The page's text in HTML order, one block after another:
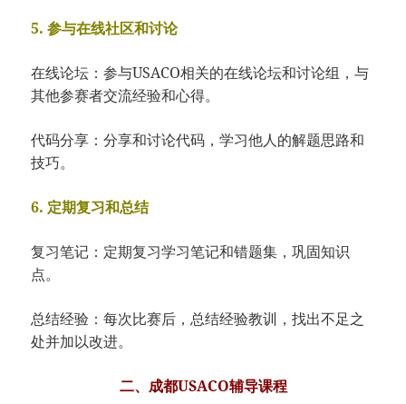
5. 参与在线社区和讨论
在线论坛：参与USACO相关的在线论坛和讨论组，与
其他参赛者交流经验和心得。
代码分享：分享和讨论代码，学习他人的解题思路和
技巧。
6. 定期复习和总结
复习笔记：定期复习学习笔记和错题集，巩固知识
点。
总结经验：每次比赛后，总结经验教训，找出不足之
处并加以改进。
二、成都USACO辅导课程